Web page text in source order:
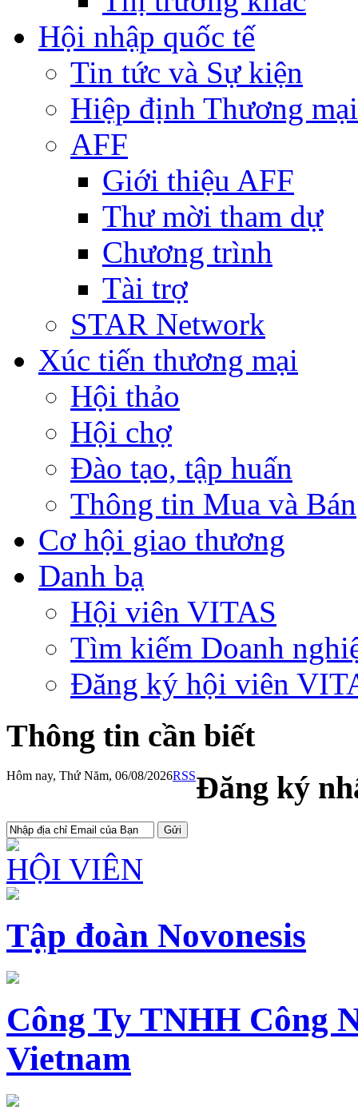
Hội nhập quốc tế
Tin tức và Sự kiện
Hiệp định Thương
AFF
Giới thiệu AFF
Thư mời tham dự
Chương trình
Tài trợ
STAR Network
Xúc tiến thương mại
Hội thảo
Hội chợ
Đào tạo, tập huấn
Thông tin Mua và Bán
Cơ hội giao thương
Danh bạ
Hội viên VITAS
Tìm kiếm Doanh
Đăng ký hội viên
Thông tin cần biết
Hôm nay, Thứ Năm, 06/08/2026RSSĐăng ký
HỘI VIÊN
Tập đoàn Novonesis
Công Ty TNHH Công
Vietnam